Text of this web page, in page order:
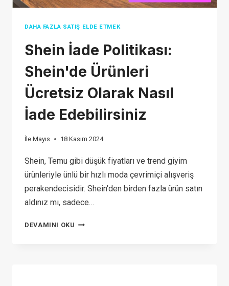
REALLY
IS
DAHA FAZLA SATIŞ ELDE ETMEK
Shein İade Politikası:
Shein'de Ürünleri
Ücretsiz Olarak Nasıl
İade Edebilirsiniz
İle Mayıs 18 Kasım 2024
Shein, Temu gibi düşük fiyatları ve trend giyim
ürünleriyle ünlü bir hızlı moda çevrimiçi alışveriş
perakendecisidir. Shein'den birden fazla ürün satın
aldınız mı, sadece…
DEVAMINI OKU SHEIN